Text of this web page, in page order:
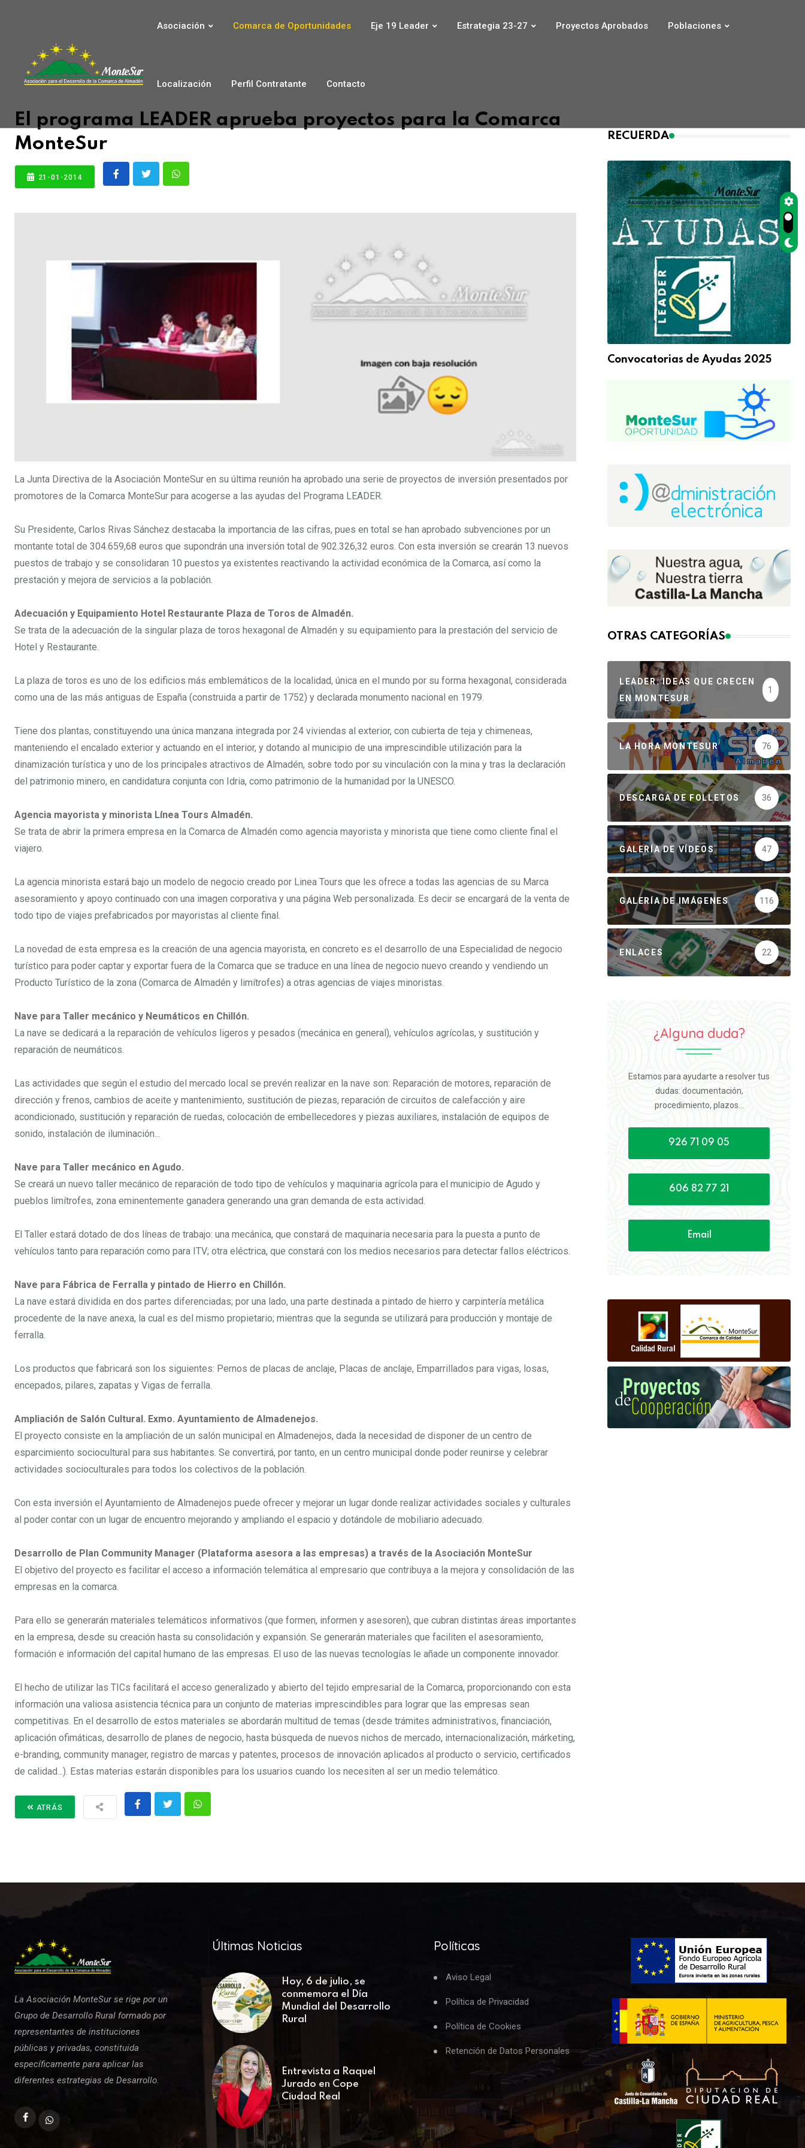
Asociación Comarca de Oportunidades Eje 19 Leader Estrategia 23-27 Proyectos Aprobados Poblaciones
Localización Perfil Contratante Contacto
El programa LEADER aprueba proyectos para la Comarca
MonteSur
21-01-2014
La Junta Directiva de la Asociación MonteSur en su última reunión ha aprobado una serie de proyectos de inversión presentados por
promotores de la Comarca MonteSur para acogerse a las ayudas del Programa LEADER.
Su Presidente, Carlos Rivas Sánchez destacaba la importancia de las cifras, pues en total se han aprobado subvenciones por un
montante total de 304.659,68 euros que supondrán una inversión total de 902.326,32 euros. Con esta inversión se crearán 13 nuevos
puestos de trabajo y se consolidaran 10 puestos ya existentes reactivando la actividad económica de la Comarca, así como la
prestación y mejora de servicios a la población.
Adecuación y Equipamiento Hotel Restaurante Plaza de Toros de Almadén.
Se trata de la adecuación de la singular plaza de toros hexagonal de Almadén y su equipamiento para la prestación del servicio de
Hotel y Restaurante.
La plaza de toros es uno de los edificios más emblemáticos de la localidad, única en el mundo por su forma hexagonal, considerada
como una de las más antiguas de España (construida a partir de 1752) y declarada monumento nacional en 1979.
Tiene dos plantas, constituyendo una única manzana integrada por 24 viviendas al exterior, con cubierta de teja y chimeneas,
manteniendo el encalado exterior y actuando en el interior, y dotando al municipio de una imprescindible utilización para la
dinamización turística y uno de los principales atractivos de Almadén, sobre todo por su vinculación con la mina y tras la declaración
del patrimonio minero, en candidatura conjunta con Idria, como patrimonio de la humanidad por la UNESCO.
Agencia mayorista y minorista Línea Tours Almadén.
Se trata de abrir la primera empresa en la Comarca de Almadén como agencia mayorista y minorista que tiene como cliente final el
viajero.
La agencia minorista estará bajo un modelo de negocio creado por Linea Tours que les ofrece a todas las agencias de su Marca
asesoramiento y apoyo continuado con una imagen corporativa y una página Web personalizada. Es decir se encargará de la venta de
todo tipo de viajes prefabricados por mayoristas al cliente final.
La novedad de esta empresa es la creación de una agencia mayorista, en concreto es el desarrollo de una Especialidad de negocio
turístico para poder captar y exportar fuera de la Comarca que se traduce en una línea de negocio nuevo creando y vendiendo un
Producto Turístico de la zona (Comarca de Almadén y limítrofes) a otras agencias de viajes minoristas.
Nave para Taller mecánico y Neumáticos en Chillón.
La nave se dedicará a la reparación de vehículos ligeros y pesados (mecánica en general), vehículos agrícolas, y sustitución y
reparación de neumáticos.
Las actividades que según el estudio del mercado local se prevén realizar en la nave son: Reparación de motores, reparación de
dirección y frenos, cambios de aceite y mantenimiento, sustitución de piezas, reparación de circuitos de calefacción y aire
acondicionado, sustitución y reparación de ruedas, colocación de embellecedores y piezas auxiliares, instalación de equipos de
sonido, instalación de iluminación...
Nave para Taller mecánico en Agudo.
Se creará un nuevo taller mecánico de reparación de todo tipo de vehículos y maquinaria agrícola para el municipio de Agudo y
pueblos limítrofes, zona eminentemente ganadera generando una gran demanda de esta actividad.
El Taller estará dotado de dos líneas de trabajo: una mecánica, que constará de maquinaria necesaria para la puesta a punto de
vehículos tanto para reparación como para ITV; otra eléctrica, que constará con los medios necesarios para detectar fallos eléctricos.
Nave para Fábrica de Ferralla y pintado de Hierro en Chillón.
La nave estará dividida en dos partes diferenciadas; por una lado, una parte destinada a pintado de hierro y carpintería metálica
procedente de la nave anexa, la cual es del mismo propietario; mientras que la segunda se utilizará para producción y montaje de
ferralla.
Los productos que fabricará son los siguientes: Pernos de placas de anclaje, Placas de anclaje, Emparrillados para vigas, losas,
encepados, pilares, zapatas y Vigas de ferralla.
Ampliación de Salón Cultural. Exmo. Ayuntamiento de Almadenejos.
El proyecto consiste en la ampliación de un salón municipal en Almadenejos, dada la necesidad de disponer de un centro de
esparcimiento sociocultural para sus habitantes. Se convertirá, por tanto, en un centro municipal donde poder reunirse y celebrar
actividades socioculturales para todos los colectivos de la población.
Con esta inversión el Ayuntamiento de Almadenejos puede ofrecer y mejorar un lugar donde realizar actividades sociales y culturales
al poder contar con un lugar de encuentro mejorando y ampliando el espacio y dotándole de mobiliario adecuado.
Desarrollo de Plan Community Manager (Plataforma asesora a las empresas) a través de la Asociación MonteSur
El objetivo del proyecto es facilitar el acceso a información telemática al empresario que contribuya a la mejora y consolidación de las
empresas en la comarca.
Para ello se generarán materiales telemáticos informativos (que formen, informen y asesoren), que cubran distintas áreas importantes
en la empresa, desde su creación hasta su consolidación y expansión. Se generarán materiales que faciliten el asesoramiento,
formación e información del capital humano de las empresas. El uso de las nuevas tecnologías le añade un componente innovador.
El hecho de utilizar las TICs facilitará el acceso generalizado y abierto del tejido empresarial de la Comarca, proporcionando con esta
información una valiosa asistencia técnica para un conjunto de materias imprescindibles para lograr que las empresas sean
competitivas. En el desarrollo de estos materiales se abordarán multitud de temas (desde trámites administrativos, financiación,
aplicación ofimáticas, desarrollo de planes de negocio, hasta búsqueda de nuevos nichos de mercado, internacionalización, márketing,
e-branding, community manager, registro de marcas y patentes, procesos de innovación aplicados al producto o servicio, certificados
de calidad...). Estas materias estarán disponibles para los usuarios cuando los necesiten al ser un medio telemático.
ATRÁS
RECUERDA
Convocatorias de Ayudas 2025
OTRAS CATEGORÍAS
LEADER: IDEAS QUE CRECEN
EN MONTESUR
1
LA HORA MONTESUR 76
DESCARGA DE FOLLETOS 36
GALERÍA DE VÍDEOS 47
GALERÍA DE IMÁGENES 116
ENLACES 22
¿Alguna duda?
Estamos para ayudarte a resolver tus
dudas: documentación,
procedimiento, plazos...
926 71 09 05
606 82 77 21
Email
La Asociación MonteSur se rige por un
Grupo de Desarrollo Rural formado por
representantes de instituciones
públicas y privadas, constituida
específicamente para aplicar las
diferentes estrategias de Desarrollo.
Últimas Noticias
Hoy, 6 de julio, se
conmemora el Día
Mundial del Desarrollo
Rural
Entrevista a Raquel
Jurado en Cope
Ciudad Real
Políticas
Aviso Legal
Política de Privacidad
Política de Cookies
Retención de Datos Personales